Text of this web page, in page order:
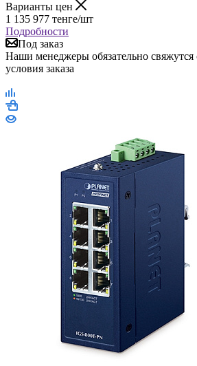
Варианты цен
1 135 977 тенге/шт
Подробности
Под заказ
Наши менеджеры обязательно свяжутся
условия заказа